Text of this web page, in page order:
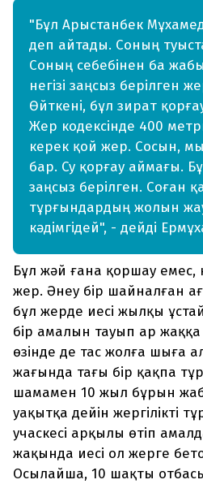
"Бұл Арыстанбек
деп айтады. Соның
Соның себебінен ба
негізі заңсыз берілген
Өйткені, бұл зират
Жер кодексінде 400
керек қой жер. Сосын,
бар. Су қорғау аймағы.
заңсыз берілген. Соған
тұрғындардың жолын
кәдімгідей", - дейді
Бұл жәй ғана қоршау емес,
жер. Әнеу бір шайналған
бұл жерде иесі жылқы
бір амалын тауып ар жаққа
өзінде де тас жолға шыға
жағында тағы бір қақпа
шамамен 10 жыл бұрын
уақытқа дейін жергілікті
учаскесі арқылы өтіп
жақында иесі ол жерге
Осылайша, 10 шақты